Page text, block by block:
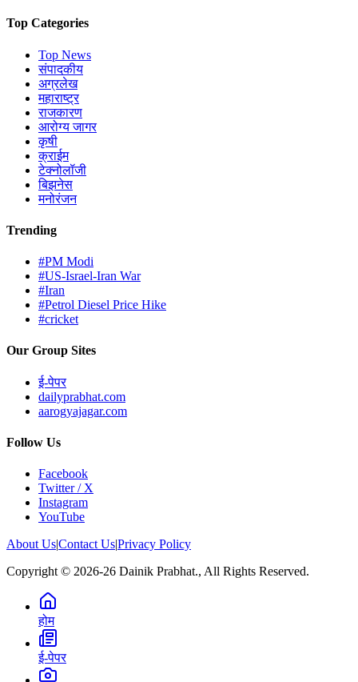
Top Categories
Top News
संपादकीय
अग्रलेख
महाराष्ट्र
राजकारण
आरोग्य जागर
कृषी
क्राईम
टेक्नोलॉजी
बिझनेस
मनोरंजन
Trending
#PM Modi
#US-Israel-Iran War
#Iran
#Petrol Diesel Price Hike
#cricket
Our Group Sites
ई-पेपर
dailyprabhat.com
aarogyajagar.com
Follow Us
Facebook
Twitter / X
Instagram
YouTube
About Us|Contact Us|Privacy Policy
Copyright © 2026-26 Dainik Prabhat., All Rights Reserved.
होम
ई-पेपर